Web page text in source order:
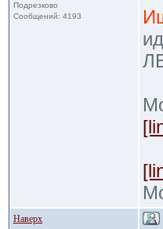
Подрезково
Сообщений: 4193
Наверх